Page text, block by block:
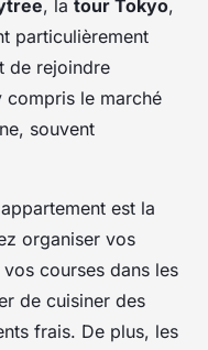
, la tour Tokyo,
particulièrement
de rejoindre
le marché
souvent
est la
organiser vos
courses dans les
de cuisiner des
frais. De plus, les